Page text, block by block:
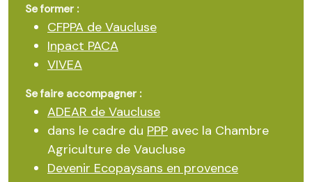
Se former :
CFPPA de Vaucluse
Inpact PACA
VIVEA
Se faire accompagner :
ADEAR de Vaucluse
dans le cadre du PPP avec la Chambre
Agriculture de Vaucluse
Devenir Ecopaysans en provence